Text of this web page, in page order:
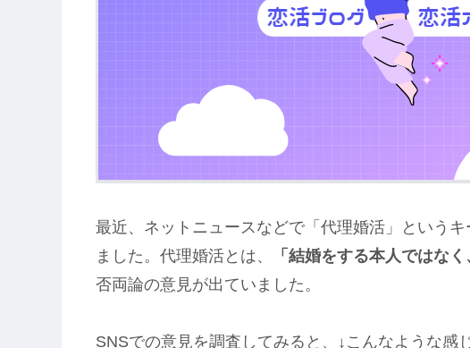
最近、ネットニュースなどで「代理婚活」という
ました。代理婚活とは、
「結婚をする本人ではな
否両論の意見が出ていました。
SNSでの意見を調査してみると、↓こんなような感